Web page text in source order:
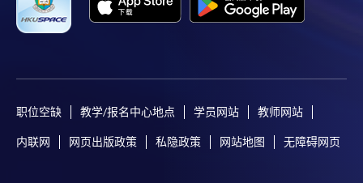
职位空缺 教学/报名中心地点 学员网站 教师网站
内联网 网页出版政策 私隐政策 网站地图 无障碍网页